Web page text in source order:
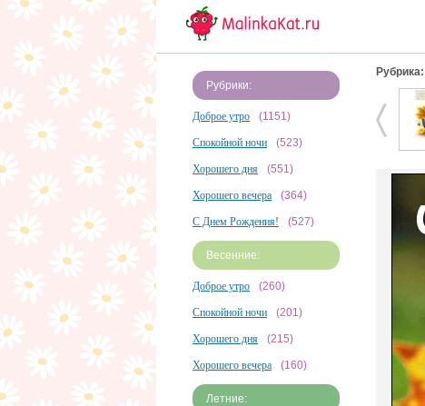
Рубрики:
Доброе утро (1151)
Спокойной ночи (523)
Хорошего дня (551)
Хорошего вечера (364)
С Днем Рождения! (527)
Весенние:
Доброе утро (260)
Спокойной ночи (201)
Хорошего дня (215)
Хорошего вечера (160)
Летние:
Рубрика: